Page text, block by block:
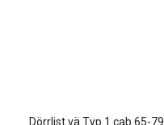
Dörrlist vä Typ 1 cab 65-79